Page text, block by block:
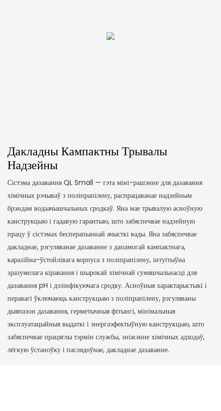
Дакладны Кампактны Трывалы
Надзейны
Сістэма дазавання QL Small — гэта міні-рашэнне для дазавання
хімічных рэчываў з поліпрапілену, распрацаванае надзейным
брэндам водаачышчальных сродкаў. Яна мае трывалую асноўную
канструкцыю і гадавую гарантыю, што забяспечвае надзейную
працу ў сістэмах бесперапыннай ачысткі вады. Яна забяспечвае
дакладнае, рэгуляванае дазаванне з дапамогай кампактнага,
каразійна-ўстойлівага корпуса з поліпрапілену, інтуітыўна
зразумелага кіравання і шырокай хімічнай сумяшчальнасці для
дазавання pH і дэзінфікуючага сродку. Асноўныя характарыстыкі і
перавагі ўключаюць канструкцыю з поліпрапілену, рэгуляваны
дыяпазон дазавання, герметычныя фітынгі, мінімальныя
эксплуатацыйныя выдаткі і энергаэфектыўную канструкцыю, што
забяспечвае працяглы тэрмін службы, зніжэнне хімічных адходаў,
лёгкую ўстаноўку і паслядоўнае, дакладнае дазаванне.